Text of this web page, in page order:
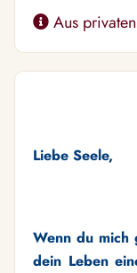
Aus
Liebe Seele,
Wenn du mich
dein Leben